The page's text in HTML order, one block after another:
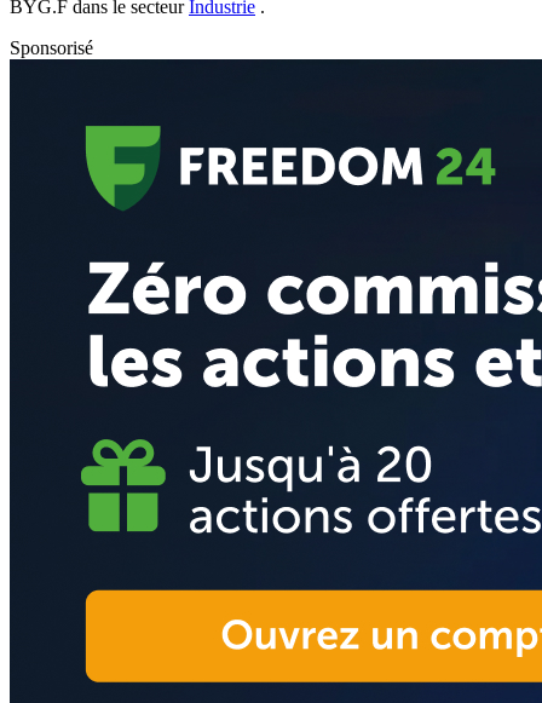
BYG.F dans le secteurIndustrie .
Sponsorisé